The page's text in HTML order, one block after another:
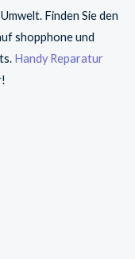
Finden Sie den
shopphone und
Handy Reparatur